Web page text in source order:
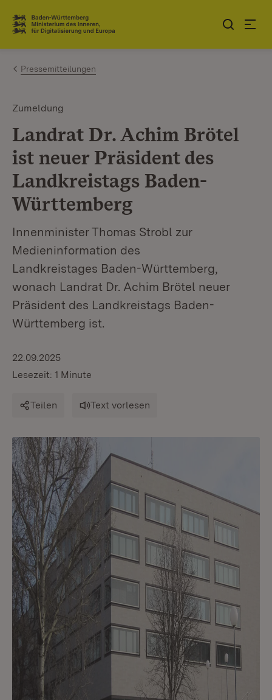
Zum Inhalt springen
Link zur Startseite
Pressemitteilungen
Zumeldung
Landrat Dr. Achim Brötel
ist neuer Präsident des
Landkreistags Baden-
Württemberg
Innenminister Thomas Strobl zur
Medieninformation des
Landkreistages Baden-Württemberg,
wonach Landrat Dr. Achim Brötel neuer
Präsident des Landkreistags Baden-
Württemberg ist.
22.09.2025
Lesezeit: 1 Minute
Teilen Text vorlesen